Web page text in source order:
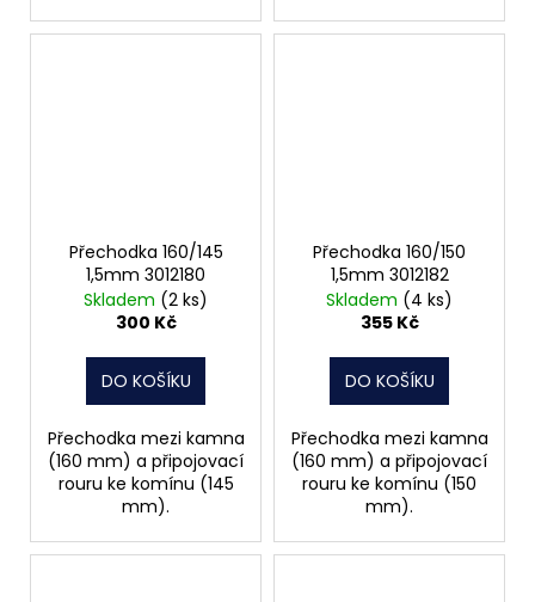
Přechodka 160/145
1,5mm 3012180
Skladem (2 ks)
300 Kč
DO KOŠÍKU
Přechodka mezi kamna
(160 mm) a připojovací
rouru ke komínu (145
mm).
Přechodka 160/150
1,5mm 3012182
Skladem (4 ks)
355 Kč
DO KOŠÍKU
Přechodka mezi kamna
(160 mm) a připojovací
rouru ke komínu (150
mm).